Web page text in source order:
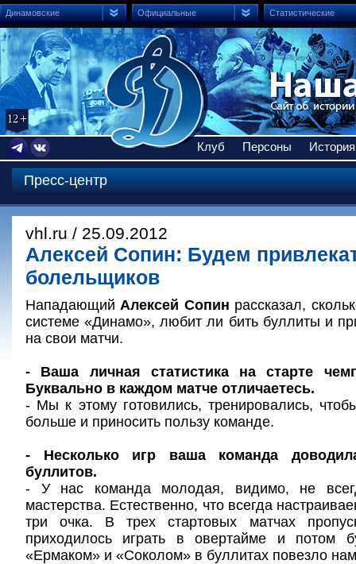
Динамовские Официальные Статистические
Клуб Персоны История
Пресс-центр
vhl.ru / 25.09.2012
Алексей Сопин: Будем
болельщиков
НападающийАлексей Сопин рассказал,
системе «Динамо», любит ли бить буллиты и
на свои матчи.
- Ваша личная статистика на старте
Буквально в каждом матче отличаетесь.
- Мы к этому готовились, тренировались,
больше и приносить пользу команде.
- Несколько игр ваша команда
буллитов.
- У нас команда молодая, видимо, не
мастерства. Естественно, что всегда
три очка. В трех стартовых матчах
приходилось играть в овертайме и потом
«Ермаком» и «Соколом» в буллитах повезло